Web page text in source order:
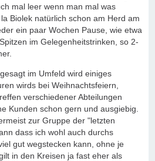
mal leer wenn man mal was
Biolek natürlich schon am Herd am
ein paar Wochen Pause, wie etwa
im Gelegenheitstrinken, so 2-
im Umfeld wird einiges
wirds bei Weihnachtsfeiern,
verschiedener Abteilungen
Kunden schon gern und ausgiebig.
zur Gruppe der "letzten
dass ich wohl auch durchs
gut wegstecken kann, ohne je
in den Kreisen ja fast eher als